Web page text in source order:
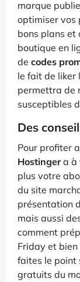
marque
optimiser vos
bons plans et
boutique en
de codes
le fait de liker
permettra de
susceptibles
Des
Pour profiter
Hostingera à
plus votre
du site
présentation
mais aussi
comment
Friday et
faites le point
gratuits du